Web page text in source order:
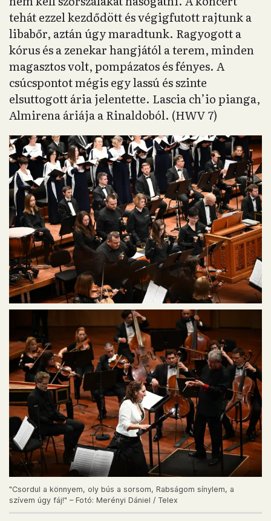
tehát ezzel kezdődött és végigfutott rajtunk a
libabőr, aztán úgy maradtunk. Ragyogott a
kórus és a zenekar hangjától a terem, minden
magasztos volt, pompázatos és fényes. A
csúcspontot mégis egy lassú és szinte
elsuttogott ária jelentette. Lascia ch’io pianga,
Almirena áriája a Rinaldoból. (HWV 7)
"Csordul a könnyem, oly bús a sorsom, Rabságom sínylem, a
szívem úgy fáj!" – Fotó: Merényi Dániel / Telex